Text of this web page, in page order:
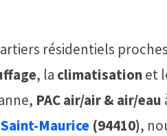
résidentiels
, la climatisationet
PAC air/air & air/eau
Saint-Maurice (94410),